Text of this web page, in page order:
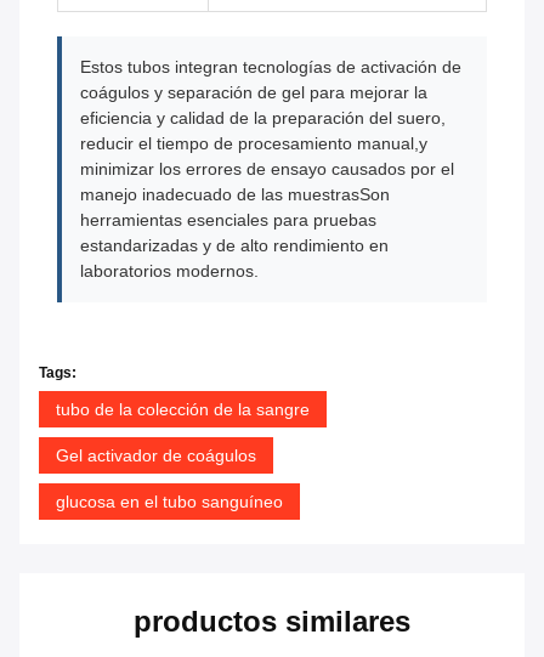
Estos tubos integran tecnologías de activación de
coágulos y separación de gel para mejorar la
eficiencia y calidad de la preparación del suero,
reducir el tiempo de procesamiento manual,y
minimizar los errores de ensayo causados por el
manejo inadecuado de las muestrasSon
herramientas esenciales para pruebas
estandarizadas y de alto rendimiento en
laboratorios modernos.
Tags:
tubo de la colección de la sangre
Gel activador de coágulos
glucosa en el tubo sanguíneo
productos similares